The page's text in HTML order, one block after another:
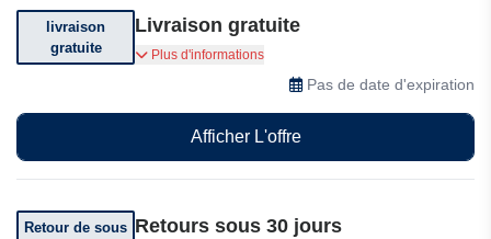
livraison
gratuite
Livraison gratuite
Profitez de la livraison gratuite sur votre
commande. Voir conditions générales
Plus d'informations
Pas de date d'expiration
Afficher L'offre
Retour de sous Retours sous 30 jours